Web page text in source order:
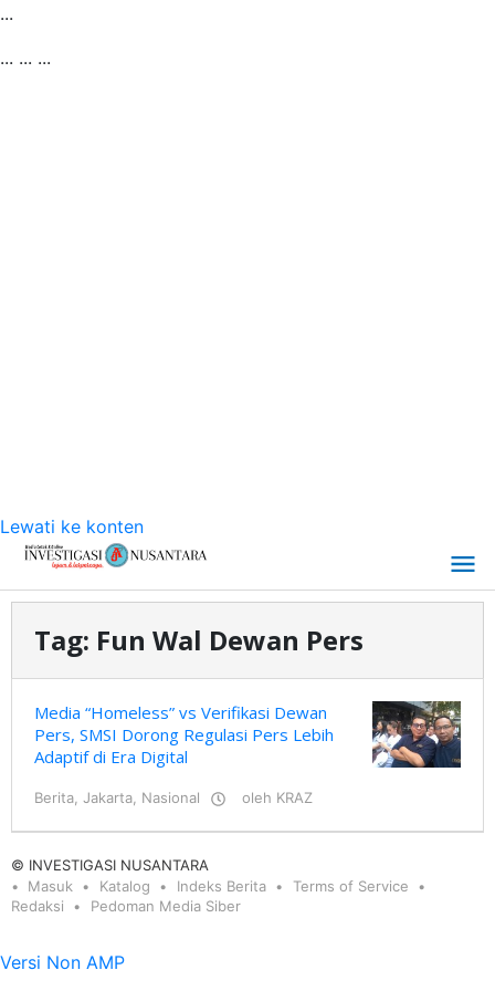
...
... ... ...
Lewati ke konten
Tag: Fun Wal Dewan Pers
Media “Homeless” vs Verifikasi Dewan
Pers, SMSI Dorong Regulasi Pers Lebih
Adaptif di Era Digital
Berita Jakarta Nasional oleh KRAZ
© INVESTIGASI NUSANTARA
Masuk
Katalog Indeks Berita
Terms of Service
Redaksi
Pedoman Media Siber
Versi Non AMP